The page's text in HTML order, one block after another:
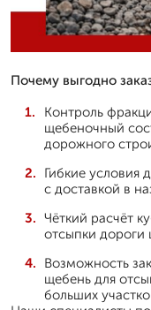
Почему выгодно
Контроль
щебеночный
дорожного
Гибкие условия
с доставкой в
Чёткий расчёт
отсыпки дороги
Возможность
щебень для
больших